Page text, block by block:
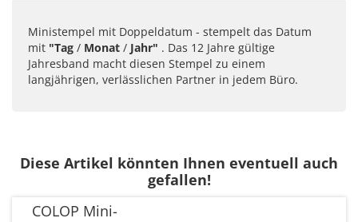
Ministempel mit Doppeldatum - stempelt das Datum
mit "Tag / Monat / Jahr" . Das 12 Jahre gültige
Jahresband macht diesen Stempel zu einem
langjährigen, verlässlichen Partner in jedem Büro.
Diese Artikel könnten Ihnen eventuell auch
gefallen!
COLOP Mini-